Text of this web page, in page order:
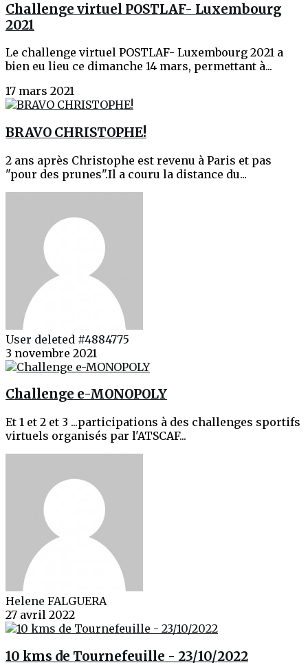
Challenge virtuel POSTLAF- Luxembourg
2021
Le challenge virtuel POSTLAF- Luxembourg 2021 a
bien eu lieu ce dimanche 14 mars, permettant à...
17 mars 2021
BRAVO CHRISTOPHE!
2 ans après Christophe est revenu à Paris et pas
"pour des prunes".Il a couru la distance du...
User deleted #4884775
3 novembre 2021
Challenge e-MONOPOLY
Et 1 et 2 et 3 ...participations à des challenges sportifs
virtuels organisés par l'ATSCAF...
Helene FALGUERA
27 avril 2022
10 kms de Tournefeuille - 23/10/2022